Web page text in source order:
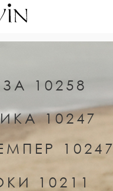
10258
10247
10247
10211